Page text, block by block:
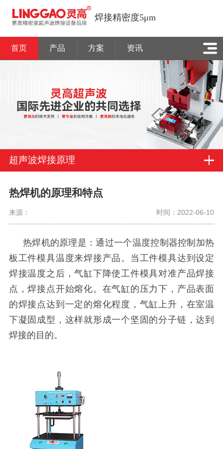
焊接精密度5μm
首页 产品 方案 资讯
超声波焊接原理
热焊机的原理和特点
来源： 时间：2022-06-10
热焊机的原理是：通过一个温度控制器控制加热
板工件模具温度来焊接产品。当工件模具达到设定
焊接温度之后，气缸下降使工件模具对准产品焊接
点，焊接点开始熔化。在气缸的压力下，产品表面
的焊接点达到一定的熔化程度，气缸上升，在室温
下凝固成型，这样就形成一个坚固的分子链，达到
焊接的目的。